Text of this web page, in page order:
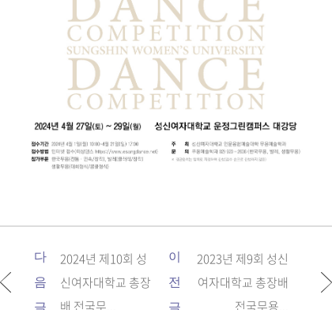
다
음
2024년 제10회 성
신여자대학교 총장
배 전국무...
이
전
2023년 제9회 성신
여자대학교 총장배
전국무용...